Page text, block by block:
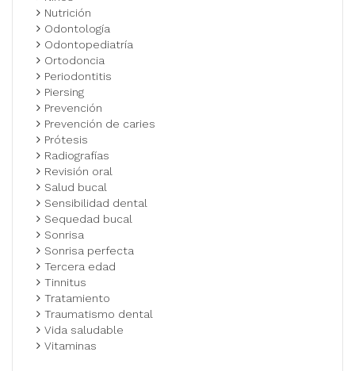
Nutrición
Odontología
Odontopediatría
Ortodoncia
Periodontitis
Piersing
Prevención
Prevención de caries
Prótesis
Radiografías
Revisión oral
Salud bucal
Sensibilidad dental
Sequedad bucal
Sonrisa
Sonrisa perfecta
Tercera edad
Tinnitus
Tratamiento
Traumatismo dental
Vida saludable
Vitaminas